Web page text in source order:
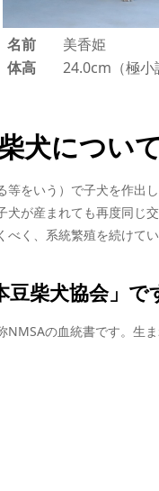
名前
美香姫
体高
24.0cm（極小
犬につい
をいう）で子犬を作出
が産まれても再度同じ
べく、系統繁殖を続けて
豆柴犬協会」で
の血統書です。生